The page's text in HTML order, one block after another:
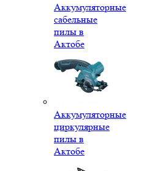
Аккумуляторные
сабельные
пилы в
Актобе
Аккумуляторные
циркулярные
пилы в
Актобе